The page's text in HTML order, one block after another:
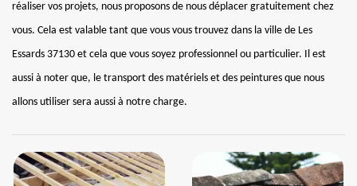
réaliser vos projets, nous proposons de nous déplacer gratuitement chez
vous. Cela est valable tant que vous vous trouvez dans la ville de Les
Essards 37130 et cela que vous soyez professionnel ou particulier. Il est
aussi à noter que, le transport des matériels et des peintures que nous
allons utiliser sera aussi à notre charge.